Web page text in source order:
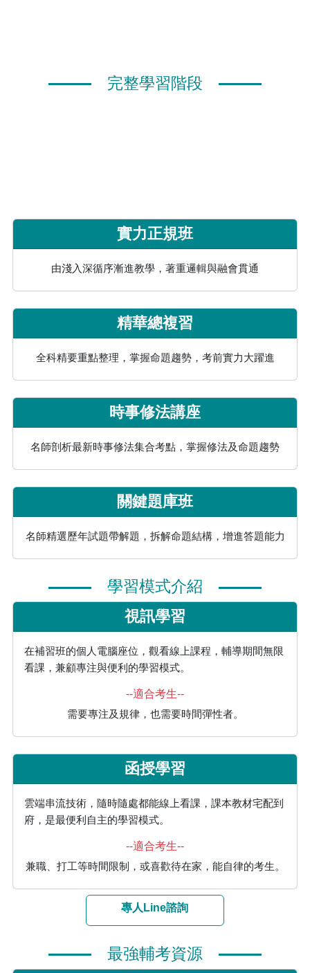
完整學習階段
實力正規班
由淺入深循序漸進教學，著重邏輯與融會貫通
精華總複習
全科精要重點整理，掌握命題趨勢，考前實力大躍進
時事修法講座
名師剖析最新時事修法集合考點，掌握修法及命題趨勢
關鍵題庫班
名師精選歷年試題帶解題，拆解命題結構，增進答題能力
學習模式介紹
視訊學習
在補習班的個人電腦座位，觀看線上課程，輔導期間無限
看課，兼顧專注與便利的學習模式。
--適合考生--
需要專注及規律，也需要時間彈性者。
函授學習
雲端串流技術，隨時隨處都能線上看課，課本教材宅配到
府，是最便利自主的學習模式。
--適合考生--
兼職、打工等時間限制，或喜歡待在家，能自律的考生。
專人Line諮詢
最強輔考資源